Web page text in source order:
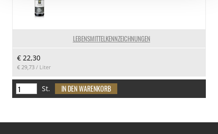
LEBENSMITTELKENNZEICHNUNGEN
€ 22,30
€ 29,73 / Liter
St.